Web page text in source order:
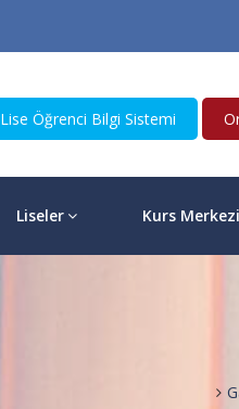
Lise Öğrenci Bilgi Sistemi
Liseler Kurs Merkezi